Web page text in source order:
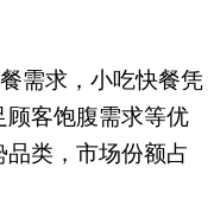
需求，小吃快餐凭
客饱腹需求等优
类，市场份额占